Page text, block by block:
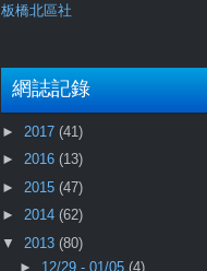
板橋北區社
網誌記錄
► 2017 (41)
► 2016 (13)
► 2015 (47)
► 2014 (62)
▼ 2013 (80)
► 12/29 - 01/05 (4)